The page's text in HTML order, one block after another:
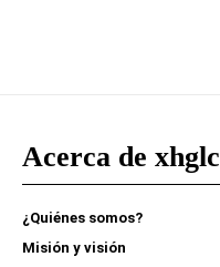
Acerca de xhglc
¿Quiénes somos?
Misión y visión